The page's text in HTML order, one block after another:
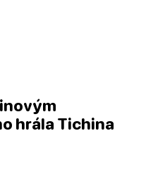
hrála Tichina